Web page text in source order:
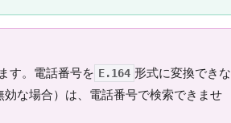
す。電話番号を E.164 形式に変換できな
な場合）は、電話番号で検索できませ